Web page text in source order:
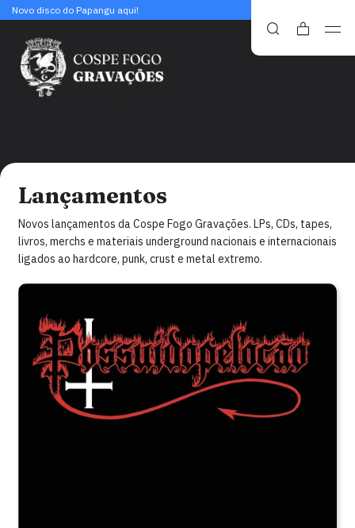
Novo disco do Papangu aqui!
Lançamentos
Novos lançamentos da Cospe Fogo Gravações. LPs, CDs, tapes,
livros, merchs e materiais underground nacionais e internacionais
ligados ao hardcore, punk, crust e metal extremo.